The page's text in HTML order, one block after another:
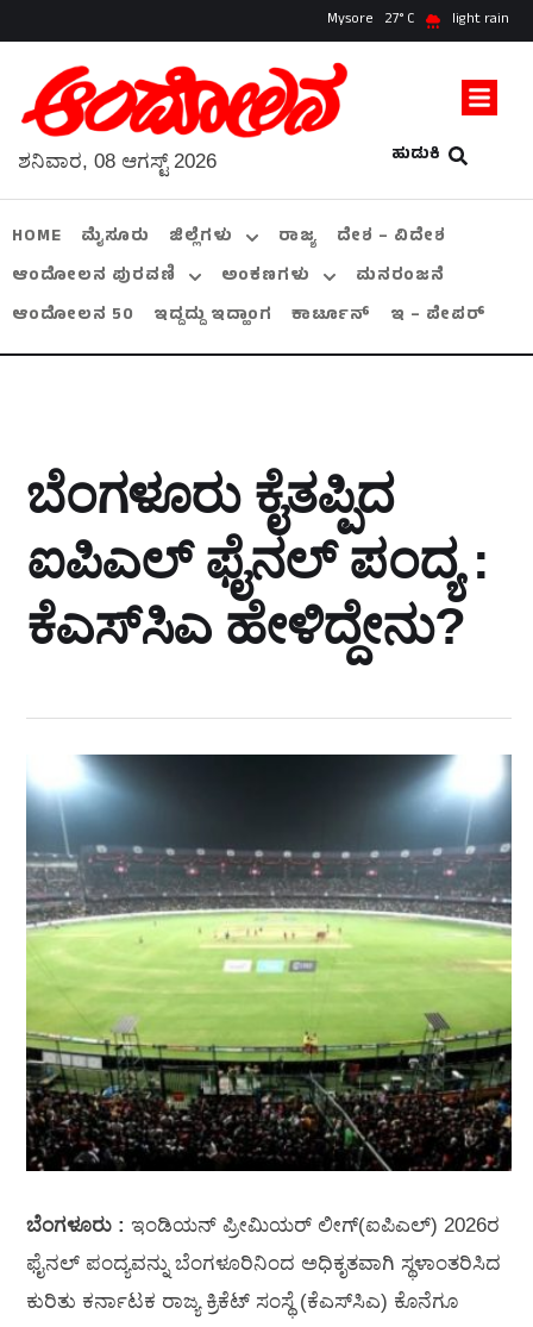
Mysore 27 light rain
ಹುಡುಕಿ
ಶನಿವಾರ, 08 ಆಗಸ್ಟ್ 2026
HOME ಮೈಸೂರು ಜಿಲ್ಲೆಗಳು ರಾಜ್ಯ
ದೇಶ – ವಿದೇಶ
ಆಂದೋಲನ ಪುರವಣಿ
ಅಂಕಣಗಳು
ಮನರಂಜನೆ
ಆಂದೋಲನ 50
ಇದ್ದದ್ದು ಇದ್ಹಾಂಗ ಕಾರ್ಟೂನ್ ಇ – ಪೇಪರ್
ಬೆಂಗಳೂರು ಕೈತಪ್ಪಿದ
ಐಪಿಎಲ್‌ ಫೈನಲ್‌ ಪಂದ್ಯ :
ಕೆಎಸ್‌ಸಿಎ ಹೇಳಿದ್ದೇನು?
ಬೆಂಗಳೂರು : ಇಂಡಿಯನ್‌ ಪ್ರೀಮಿಯರ್‌ ಲೀಗ್‌(ಐಪಿಎಲ್) 2026ರ
ಫೈನಲ್ ಪಂದ್ಯವನ್ನು ಬೆಂಗಳೂರಿನಿಂದ ಅಧಿಕೃತವಾಗಿ ಸ್ಥಳಾಂತರಿಸಿದ
ಕುರಿತು ಕರ್ನಾಟಕ ರಾಜ್ಯ ಕ್ರಿಕೆಟ್ ಸಂಸ್ಥೆ (ಕೆಎಸ್‌ಸಿಎ) ಕೊನೆಗೂ